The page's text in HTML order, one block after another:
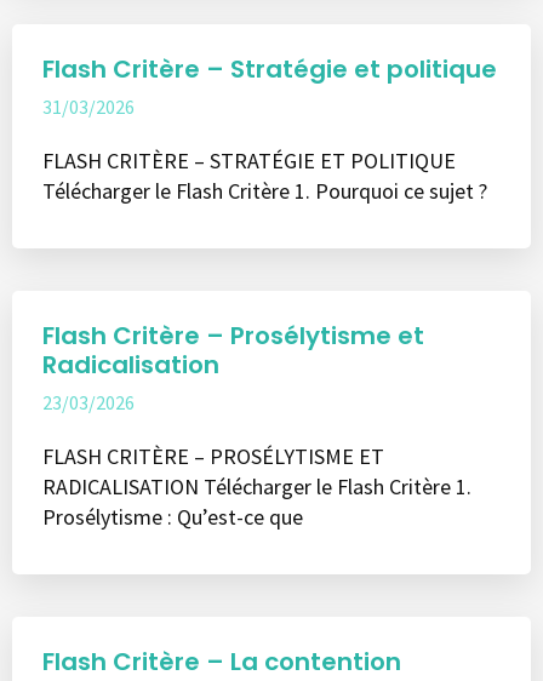
Flash Critère – Stratégie et politique
31/03/2026
FLASH CRITÈRE – STRATÉGIE ET POLITIQUE
Télécharger le Flash Critère 1. Pourquoi ce sujet ?
Flash Critère – Prosélytisme et
Radicalisation
23/03/2026
FLASH CRITÈRE – PROSÉLYTISME ET
RADICALISATION Télécharger le Flash Critère 1.
Prosélytisme : Qu’est-ce que
Flash Critère – La contention